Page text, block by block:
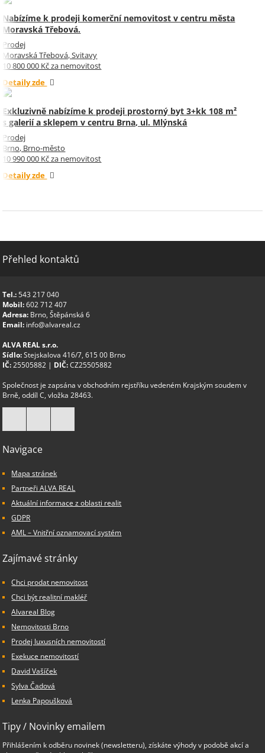
Nabízíme k prodeji komerční nemovitost v centru města
Moravská Třebová.
Prodej
Moravská Třebová, Svitavy
10 800 000 Kč za nemovitost
Detaily zde
Exkluzivně nabízíme k prodeji prostorný byt 3+kk 108 m²
s galerií a sklepem v centru Brna, ul. Mlýnská
Prodej
Brno, Brno-město
10 990 000 Kč za nemovitost
Detaily zde
Přehled kontaktů
Tel.:543 217 040
Mobil:602 712 407
Adresa: Brno, Štěpánská 6
Email: info@alvareal.cz
ALVA REAL s.r.o.
Sídlo:Stejskalova 416/7, 615 00 Brno
IČ:25505882 | DIČ:CZ25505882
Společnost je zapsána v obchodním rejstříku vedeném Krajským soudem v
Brně, oddíl C, vložka 28463.
Navigace
Mapa stránek
Partneři ALVA REAL
Aktuální informace z oblasti realit
GDPR
AML – Vnitřní oznamovací systém
Zajímavé stránky
Chci prodat nemovitost
Chci být realitní makléř
Alvareal Blog
Nemovitosti Brno
Prodej luxusních nemovitostí
Exekuce nemovitostí
David Vašíček
Sylva Čadová
Lenka Papoušková
Tipy / Novinky emailem
Přihlášením k odběru novinek (newsletteru), získáte výhody v podobě akcí a